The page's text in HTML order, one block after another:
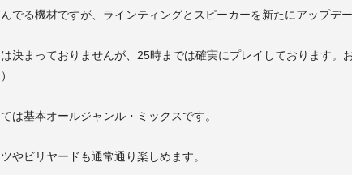
でる機材ですが、ラインティングとスピーカーを新たにアップデ
決まっておりませんが、25時までは確実にプレイしております
は基本オールジャンル・ミックスです。
やビリヤードも通常通り楽しめます。